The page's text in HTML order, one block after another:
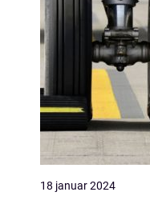
18 januar 2024